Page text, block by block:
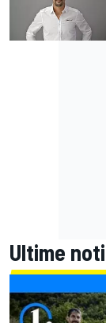
Ultime